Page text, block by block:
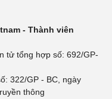
- Thành viên
tử tổng hợp số: 692/GP-
322/GP - BC, ngày
thông